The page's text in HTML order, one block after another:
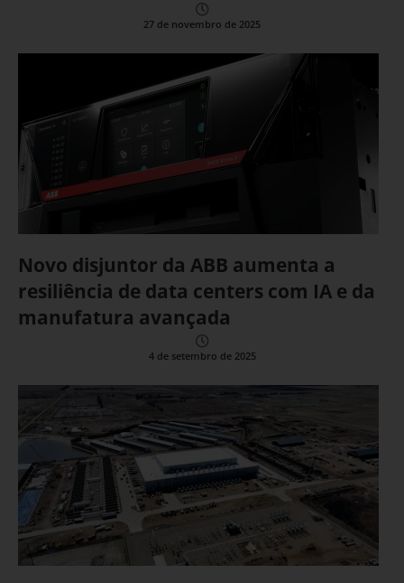
27 de novembro de 2025
Novo disjuntor da ABB aumenta a
resiliência de data centers com IA e da
manufatura avançada
4 de setembro de 2025